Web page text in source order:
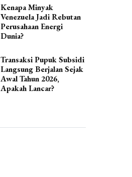
Kenapa Minyak
Venezuela Jadi Rebutan
Perusahaan Energi
Dunia?
Transaksi Pupuk Subsidi
Langsung Berjalan Sejak
Awal Tahun 2026,
Apakah Lancar?